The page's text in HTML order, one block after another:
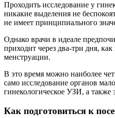
Проходить исследование у
никакие выделения не
не имеет принципиального
Однако врачи в идеале
приходит через два-три дня,
менструации.
В это время можно наиболее
само исследование органов
гинекологическое УЗИ, а также
Как подготовиться к